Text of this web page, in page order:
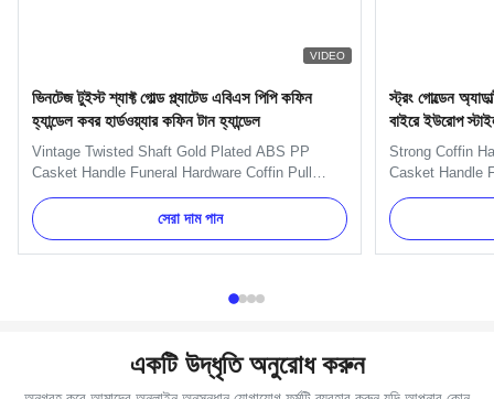
VIDEO
ভিনটেজ টুইস্ট শ্যাফ্ট গোল্ড প্ল্যাটেড এবিএস পিপি কফিন
হ্যান্ডেল কবর হার্ডওয়্যার কফিন টান হ্যান্ডেল
Vintage Twisted Shaft Gold Plated ABS PP
Casket Handle Funeral Hardware Coffin Pull
Handle ABS and PP Plastic Material Coffin
Handle with Pale Gold Specification Six pcs
plastc as a set, and the material is PP recycle.
Item Name H9013 Material Plastic (PP, ABS)
সেরা দাম পান
স্ট্রং গোল্ডেন
বাইরে ইউরোপ
Strong Coffin
Casket Handle
H9021 handle
and nuts. And
Item Name TX-
Metal Color
একটি উদ্ধৃতি অনুরোধ করুন